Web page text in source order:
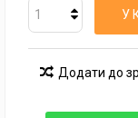
У
Додати до